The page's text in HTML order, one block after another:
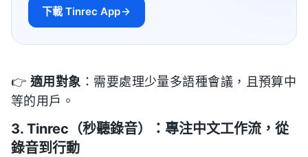
下載 Tinrec App
👉 適用對象 ：需要處理少量多語種會議，且預算中
等的用戶。
3. Tinrec（秒聽錄音）：專注中文工作流，從
錄音到行動